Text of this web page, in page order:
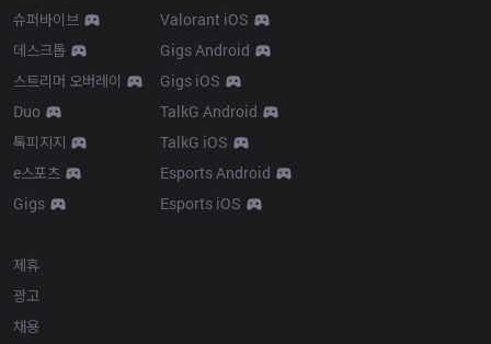
슈퍼바이브
데스크톱
스트리머 오버레이
Duo
톡피지지
e스포츠
Gigs
Valorant iOS
Gigs Android
Gigs iOS
TalkG Android
TalkG iOS
Esports Android
Esports iOS
제휴
광고
채용